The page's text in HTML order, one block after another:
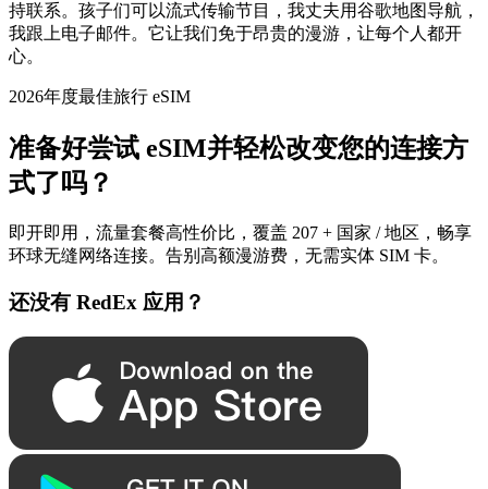
持联系。孩子们可以流式传输节目，我丈夫用谷歌地图导航，
我跟上电子邮件。它让我们免于昂贵的漫游，让每个人都开
心。
2026年度最佳旅行 eSIM
准备好尝试 eSIM并轻松改变您的连接方
式了吗？
即开即用，流量套餐高性价比，覆盖 207 + 国家 / 地区，畅享
环球无缝网络连接。告别高额漫游费，无需实体 SIM 卡。
还没有 RedEx 应用？